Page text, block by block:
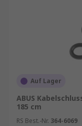
Auf Lager
ABUS
185 cm
RS Best.-Nr. 364-6069